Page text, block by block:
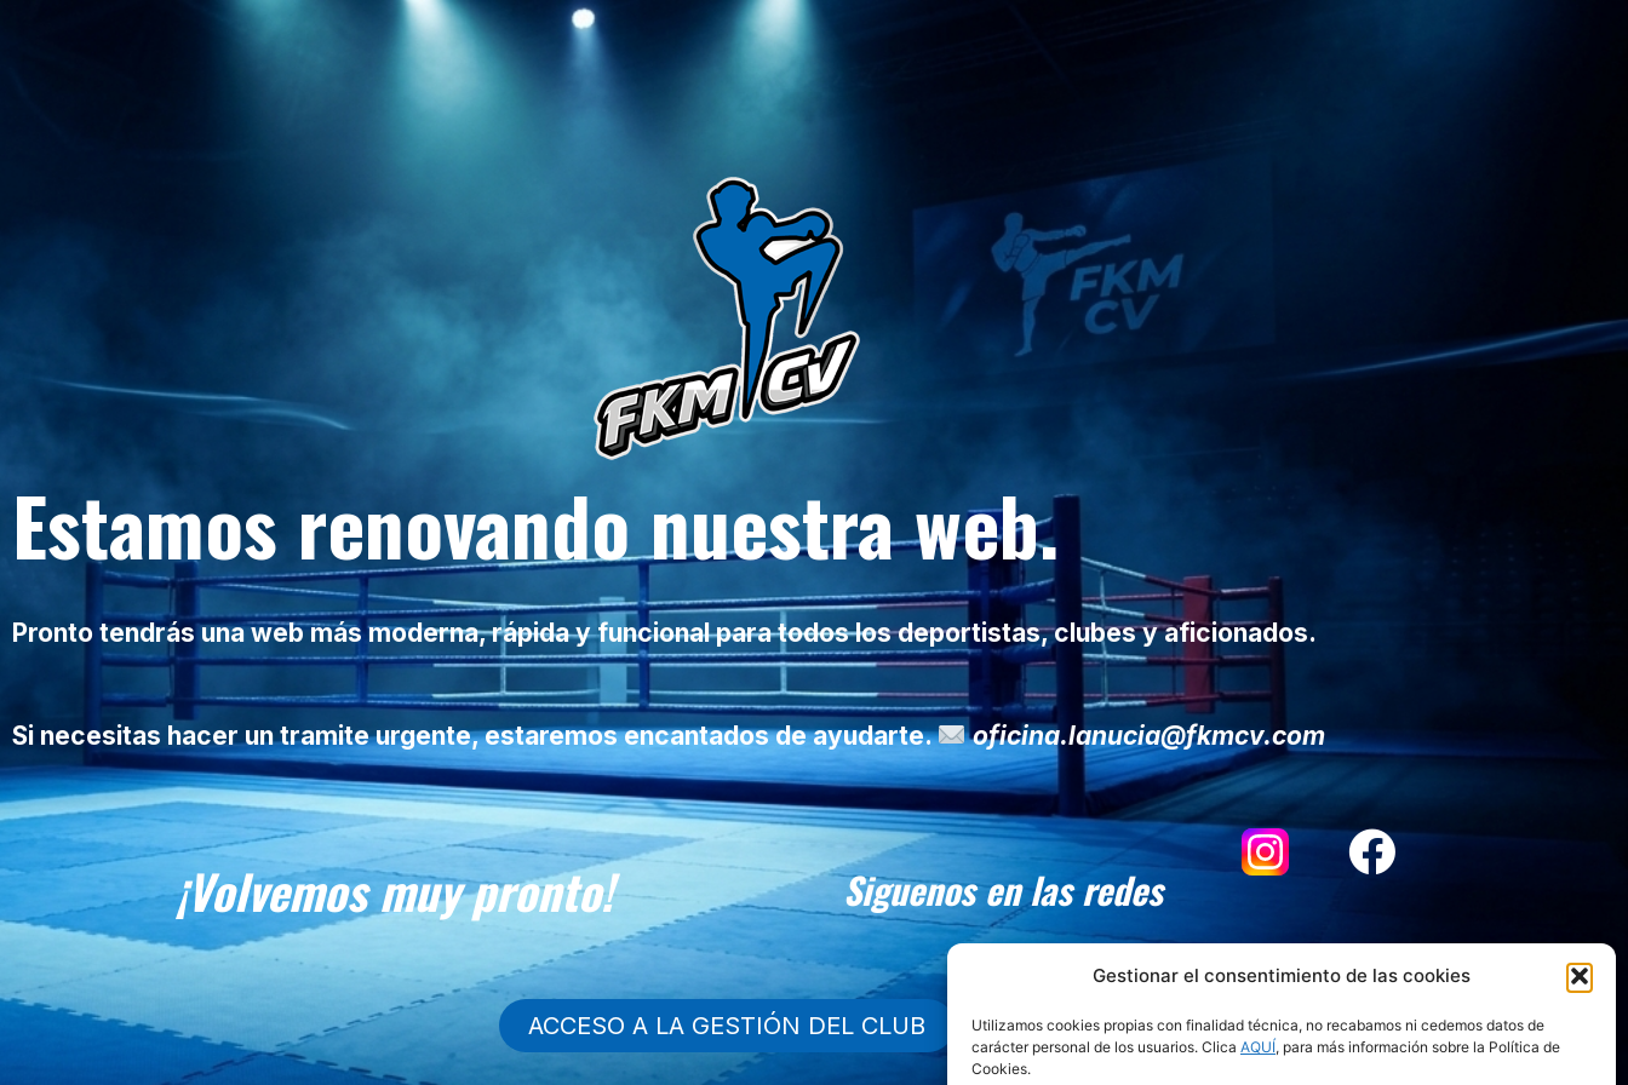
Gestionar el consentimiento de las cookies
Utilizamos cookies propias con finalidad técnica, no recabamos ni cedemos datos de
carácter personal de los usuarios. Clica AQUÍ, para más información sobre la Política de
Cookies.
Estamos renovando nuestra web.
Pronto tendrás una web más moderna, rápida y funcional para todos los deportistas, clubes y aficionados.
Si necesitas hacer un tramite urgente, estaremos encantados de ayudarte. oficina.lanucia@fkmcv.com
¡Volvemos muy pronto! Siguenos en las redes
ACCESO A LA GESTIÓN DEL CLUB